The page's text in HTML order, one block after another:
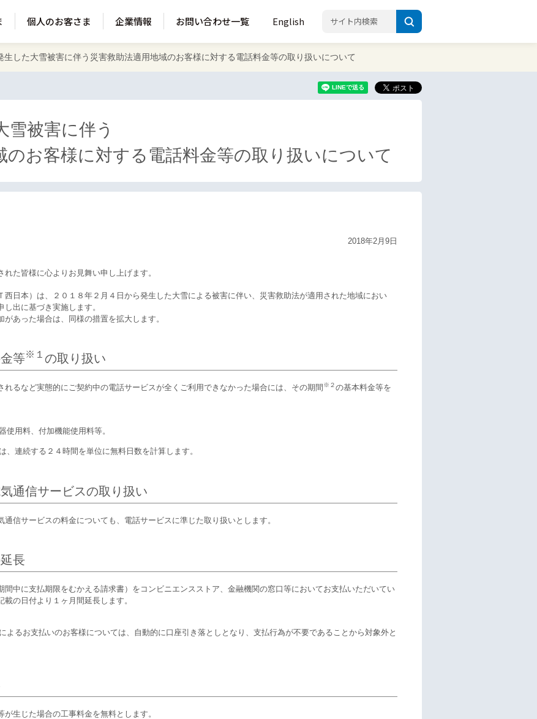
個人のお客さま 企業情報 お問い合わせ一覧 English
生した大雪被害に伴う災害救助法適用地域のお客様に対する電話料金等の取り扱いについて
雪被害に伴う
のお客様に対する電話料金等の取り扱いについて
2018年2月9日
た皆様に心よりお見舞い申し上げます。
日本）は、２０１８年２月４日から発生した大雪による被害に伴い、災害救助法が適用された地域におい
出に基づき実施します。
あった場合は、同様の措置を拡大します。
等※１ の取り扱い
るなど実態的にご契約中の電話サービスが全くご利用できなかった場合には、その期間 ※２の基本料金等を
使用料、付加機能使用料等。
、連続する２４時間を単位に無料日数を計算します。
通信サービスの取り扱い
信サービスの料金についても、電話サービスに準じた取り扱いとします。
長
中に支払期限をむかえる請求書）をコンビニエンスストア、金融機関の窓口等においてお支払いただいてい
の日付より１ヶ月間延長します。
よるお支払いのお客様については、自動的に口座引き落としとなり、支払行為が不要であることから対象外と
生じた場合の工事料金を無料とします。